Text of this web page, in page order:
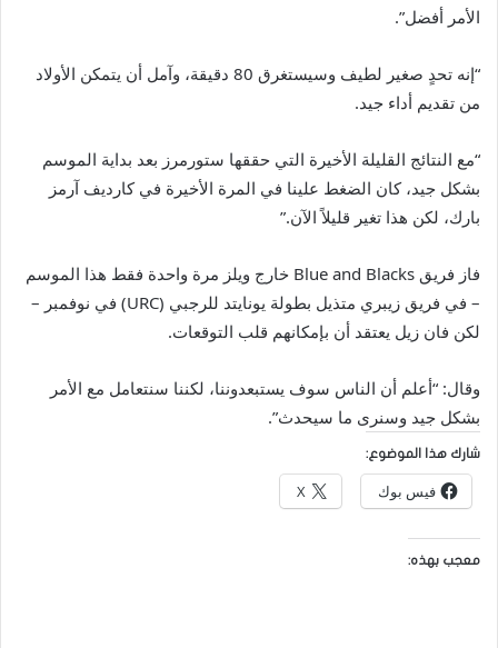
الأمر أفضل”.
“إنه تحدٍ صغير لطيف وسيستغرق 80 دقيقة، وآمل أن يتمكن الأولاد
من تقديم أداء جيد.
“مع النتائج القليلة الأخيرة التي حققها ستورمرز بعد بداية الموسم
بشكل جيد، كان الضغط علينا في المرة الأخيرة في كارديف آرمز
بارك، لكن هذا تغير قليلاً الآن.”
فاز فريق Blue and Blacks خارج ويلز مرة واحدة فقط هذا الموسم
– في فريق زيبري متذيل بطولة يونايتد للرجبي (URC) في نوفمبر –
لكن فان زيل يعتقد أن بإمكانهم قلب التوقعات.
وقال: “أعلم أن الناس سوف يستبعدوننا، لكننا سنتعامل مع الأمر
بشكل جيد وسنرى ما سيحدث”.
شارك هذا الموضوع:
فيس بوك X
معجب بهذه: